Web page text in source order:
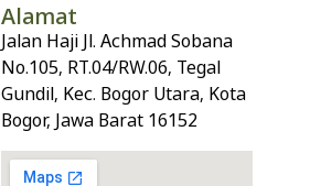
Alamat
Jalan Haji Jl. Achmad Sobana
No.105, RT.04/RW.06, Tegal
Gundil, Kec. Bogor Utara, Kota
Bogor, Jawa Barat 16152